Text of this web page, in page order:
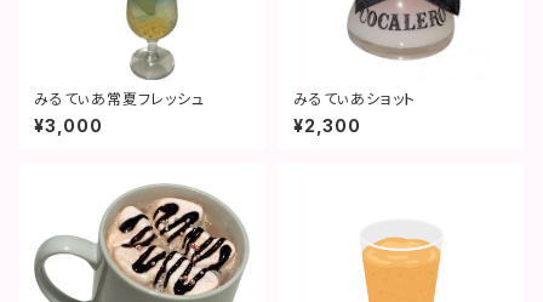
みるてぃあ常夏フレッシュ
¥3,000
みるてぃあショット
¥2,300